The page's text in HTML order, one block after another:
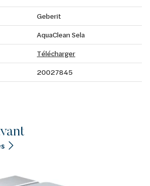
Geberit
AquaClean Sela
Télécharger
20027845